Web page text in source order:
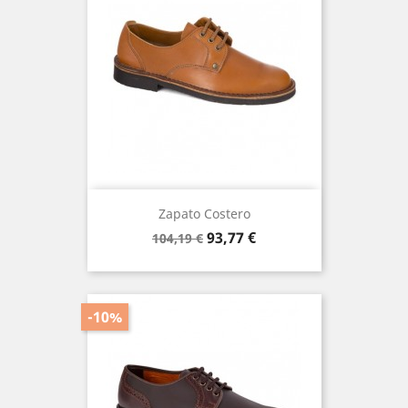
Zapato Costero
Precio
104,19 € Precio
93,77 €
-10%